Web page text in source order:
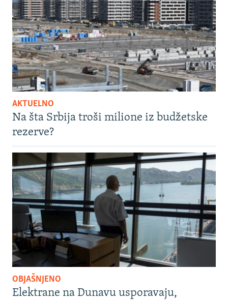
AKTUELNO
Na šta Srbija troši milione iz budžetske
rezerve?
OBJAŠNJENO
Elektrane na Dunavu usporavaju,